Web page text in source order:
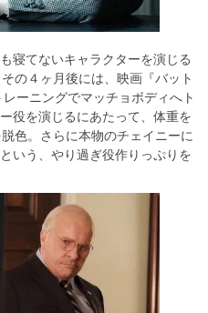
寝てないキャラクターを演じる
の４ヶ月後には、映画『バット
ーニングでマッチョボディへト
役を演じるにあたって、体重を
色。さらに本物のチェイニーに
いう、やり過ぎ役作りっぷりを